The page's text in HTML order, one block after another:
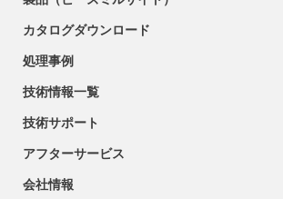
カタログダウンロード
処理事例
技術情報一覧
技術サポート
アフターサービス
会社情報